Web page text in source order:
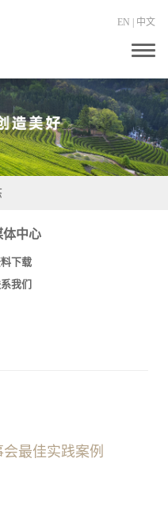
EN 中文
T
g
g
e
n
a
v
i
体中心
下载
我们
最佳实践案例